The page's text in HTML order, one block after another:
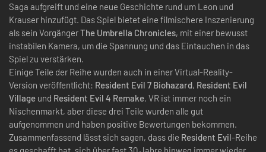
Saga aufgreift und eine neue Geschichte rund um Leon und
Krauser hinzufügt. Das Spiel bietet eine filmischere Inszenierung
als sein VorgängerThe Umbrella Chronicles, mit einer bewusst
instabilen Kamera, um die Spannung und das Eintauchen in das
Spiel zu verstärken.
Einige Teile der Reihe wurden auch in einer Virtual-Reality-
Version veröffentlicht: Resident Evil 7 Biohazard, Resident Evil
Village und Resident Evil 4 Remake. VR ist immer noch ein
Nischenmarkt, aber diese drei Teile wurden alle gut
aufgenommen und haben positive Bewertungen bekommen.
Zusammenfassend lässt sich sagen, dass die Resident Evil-Reihe